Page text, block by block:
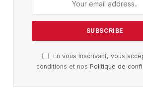
En vous inscrivant, vous
conditions et nosPolitique de